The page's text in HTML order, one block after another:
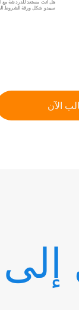
هل أنت مستعد للدردشة مع
سيبدو شكل ورقة الشروط
الآن